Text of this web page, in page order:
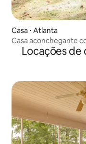
Casa ⋅ Atlanta
Casa aconchegante
Locações de